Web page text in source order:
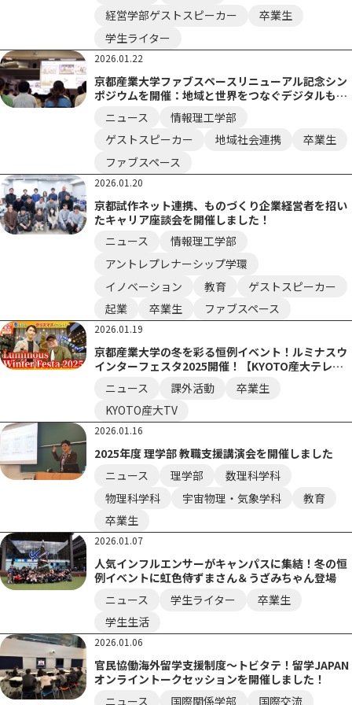
経営学部ゲストスピーカー
卒業生
学生ライター
2026.01.22
京都産業大学ファブスペースリニューアル記念シン
ポジウムを開催：地域と世界をつなぐデジタルもの
づくりネットワーク
ニュース
情報理工学部
ゲストスピーカー
地域社会連携
卒業生
ファブスペース
2026.01.20
京都試作ネット連携、ものづくり企業経営者を招い
たキャリア座談会を開催しました！
ニュース
情報理工学部
アントレプレナーシップ学環
イノベーション
教育
ゲストスピーカー
起業
卒業生 ファブスペース
2026.01.19
京都産業大学の冬を彩る恒例イベント！ルミナスウ
インターフェスタ2025開催！【KYOTO産大テレ
ニュース 課外活動
卒業生
KYOTO産大TV
2026.01.16
2025年度 理学部 教職支援講演会を開催しました
ニュース
理学部
数理科学科
物理科学科
宇宙物理・気象学科
教育
卒業生
2026.01.07
人気インフルエンサーがキャンパスに集結！冬の恒
例イベントに虹色侍ずまさん＆うざみちゃん登場
ニュース
学生ライター
卒業生
学生生活
2026.01.06
官民協働海外留学支援制度～トビタテ！留学JAPAN
オンライントークセッションを開催しました！
ニュース
国際関係学部 国際交流